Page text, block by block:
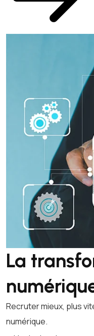
La
Recruter mieux, plus
numérique.